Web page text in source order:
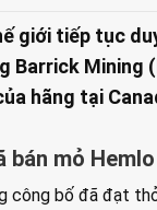
giới tiếp tục
Barrick Mining
hãng tại
bán mỏ
công bố đã đạt